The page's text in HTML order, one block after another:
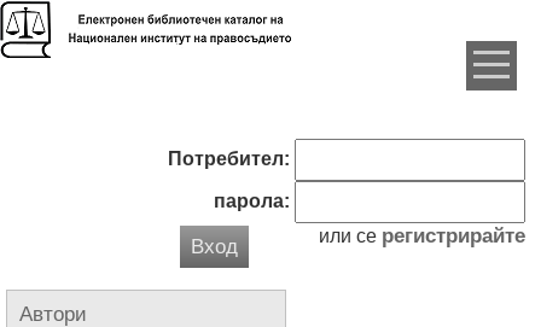
Потребител:
парола:
Вход или се регистрирайте
Автори